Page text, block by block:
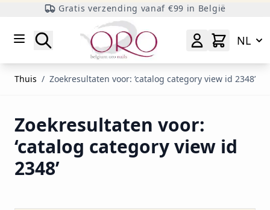
Gratis verzending vanaf €99 in België
Zoeken
NL
Thuis / Zoekresultaten voor: ‘catalog category view id 2348’
Zoekresultaten voor:
‘catalog category view id
2348’